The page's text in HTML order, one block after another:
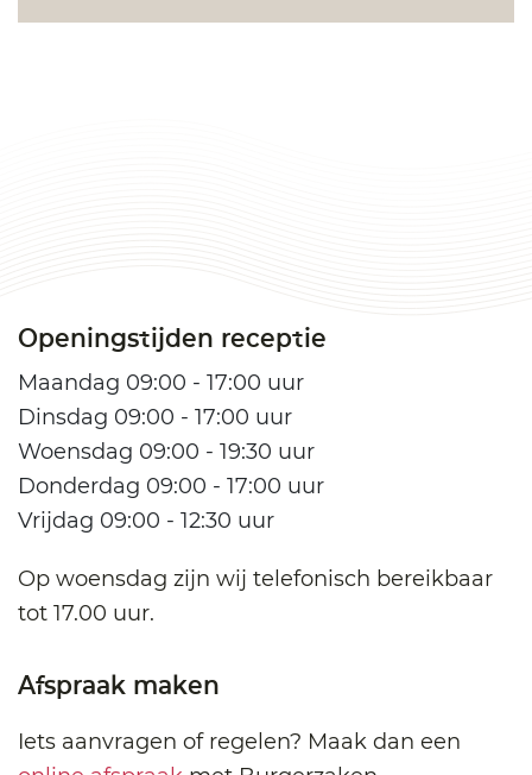
Openingstijden receptie
Maandag 09:00 - 17:00 uur
Dinsdag 09:00 - 17:00 uur
Woensdag 09:00 - 19:30 uur
Donderdag 09:00 - 17:00 uur
Vrijdag 09:00 - 12:30 uur
Op woensdag zijn wij telefonisch bereikbaar
tot 17.00 uur.
Afspraak maken
Iets aanvragen of regelen? Maak dan een